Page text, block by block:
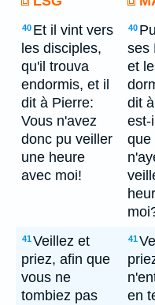
40 Et il vint vers
les disciples,
qu'il trouva
endormis, et il
dit à Pierre:
Vous n'avez
donc pu veiller
une heure
avec moi!
40
ses
et
dit
est-
que
41Veillez et
priez, afin que
vous ne
tombiez pas
41
en